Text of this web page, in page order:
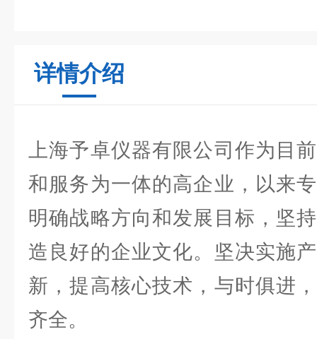
详情介绍
上海予卓仪器有限公司作为目
和服务为一体的高企业，以来
明确战略方向和发展目标，坚
造良好的企业文化。坚决实施
新，提高核心技术，与时俱进
齐全。